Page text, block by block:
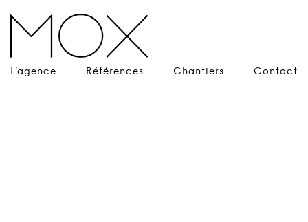
L’agence Références Chantiers Contact